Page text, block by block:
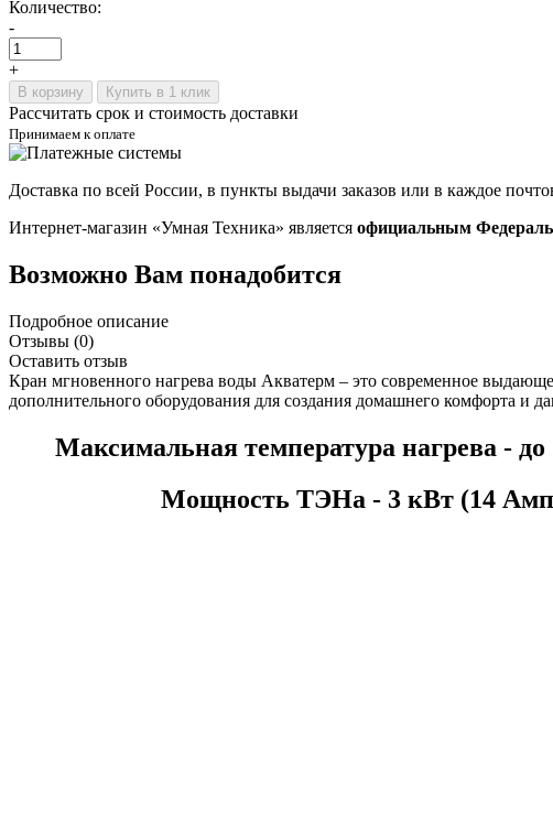
Количество:
-
+
В корзину Купить в 1 клик
Рассчитать срок и стоимость доставки
Принимаем к оплате
Доставка по всей России, в пункты выдачи заказов или в каждое
Интернет-магазин «Умная Техника» является официальным
Возможно Вам понадобится
Подробное описание
Отзывы (0)
Оставить отзыв
Кран мгновенного нагрева воды Акватерм – это современное
дополнительного оборудования для создания домашнего комфорта и
Максимальная температура нагрева - до
Мощность ТЭНа - 3 кВт (14 Ампер).